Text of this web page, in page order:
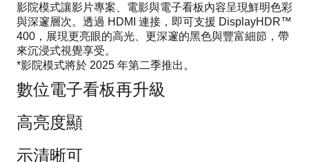
影院模式讓影片專案、電影與電子看板內容呈現鮮明色彩
與深邃層次。透過 HDMI 連接，即可支援 DisplayHDR™
400，展現更亮眼的高光、更深邃的黑色與豐富細節，帶
來沉浸式視覺享受。
*影院模式將於 2025 年第二季推出。
數位電子看板再升級
高亮度顯
示清晰可